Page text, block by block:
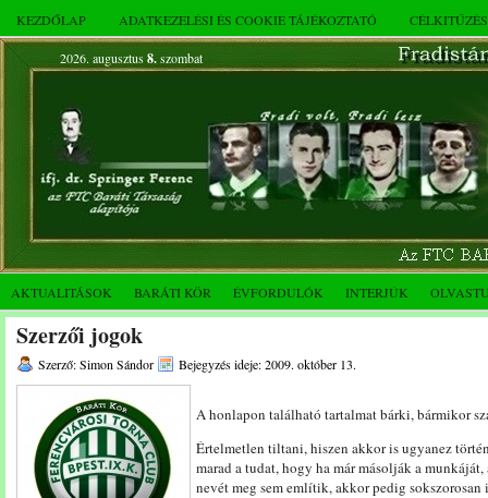
KEZDŐLAP ADATKEZELÉSI ÉS COOKIE TÁJÉKOZTATÓ
2026. augusztus 8.szombat
AKTUALITÁSOK BARÁTI KÖR ÉVFORDULÓK INTERJÚK
Szerzői jogok
Szerző: Simon Sándor Bejegyzés ideje: 2009. október 13.
A honlapon található tartalmat bárki, bármikor
Értelmetlen tiltani, hiszen akkor is ugyanez
marad a tudat, hogy ha már másolják a
nevét meg sem említik, akkor pedig